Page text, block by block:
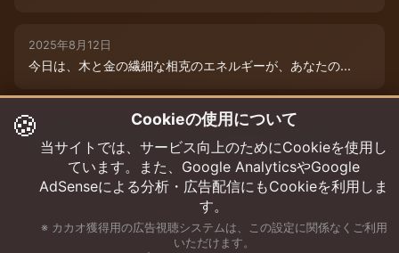
2025年8月12日
今日は、木と金の繊細な相克のエネルギーが、あなたの...
2025年8月9日
今日は、あなたの木のエネルギーが最高潮！まるでダー...
🍪 Cookieの使用について
当サイトでは、サービス向上のためにCookieを使用し
ています。また、Google AnalyticsやGoogle
AdSenseによる分析・広告配信にもCookieを利用しま
す。
※ カカオ獲得用の広告視聴システムは、この設定に関係なくご利用
いただけます。